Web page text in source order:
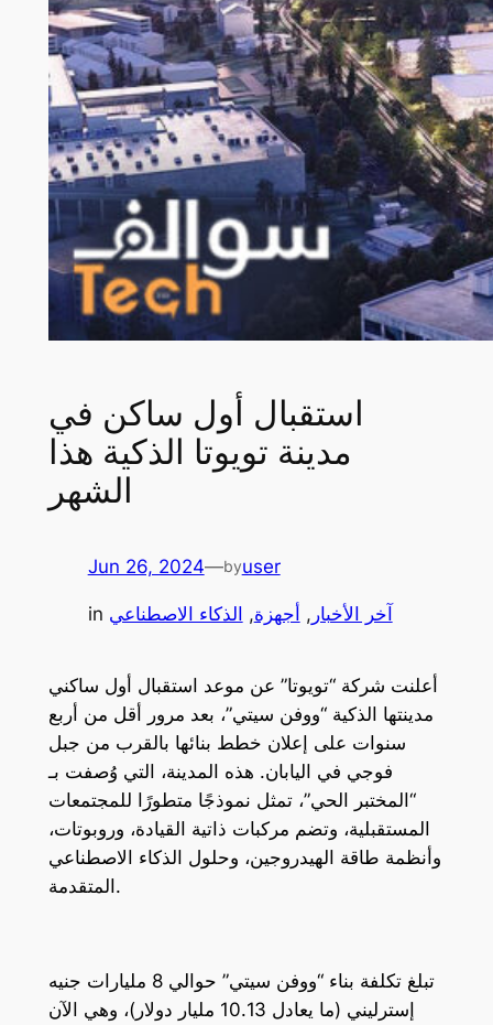
استقبال أول ساكن في
مدينة تويوتا الذكية هذا
الشهر
Jun 26, 2024—byuser
in آخر الأخبار , أجهزة, الذكاء الاصطناعي
أعلنت شركة “تويوتا” عن موعد استقبال أول ساكني
مدينتها الذكية “ووفن سيتي”، بعد مرور أقل من أربع
سنوات على إعلان خطط بنائها بالقرب من جبل
فوجي في اليابان. هذه المدينة، التي وُصفت بـ
“المختبر الحي”، تمثل نموذجًا متطورًا للمجتمعات
المستقبلية، وتضم مركبات ذاتية القيادة، وروبوتات،
وأنظمة طاقة الهيدروجين، وحلول الذكاء الاصطناعي
المتقدمة.
تبلغ تكلفة بناء “ووفن سيتي” حوالي 8 مليارات جنيه
إسترليني (ما يعادل 10.13 مليار دولار)، وهي الآن